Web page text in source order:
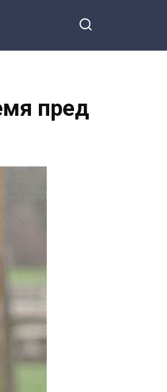
пред